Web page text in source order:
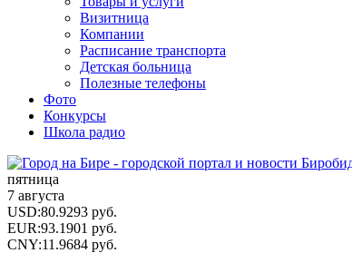
Визитница
Компании
Расписание транспорта
Детская больница
Полезные телефоны
Фото
Конкурсы
Школа радио
пятница
7 августа
USD:80.9293 руб.
EUR:93.1901 руб.
CNY:11.9684 руб.